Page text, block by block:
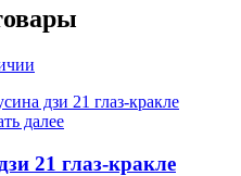
далее
21 глаз-кракле